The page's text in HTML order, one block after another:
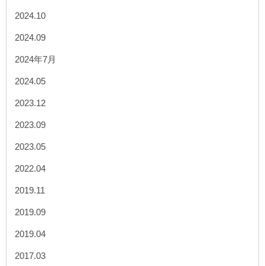
2024.10
2024.09
2024年7月
2024.05
2023.12
2023.09
2023.05
2022.04
2019.11
2019.09
2019.04
2017.03